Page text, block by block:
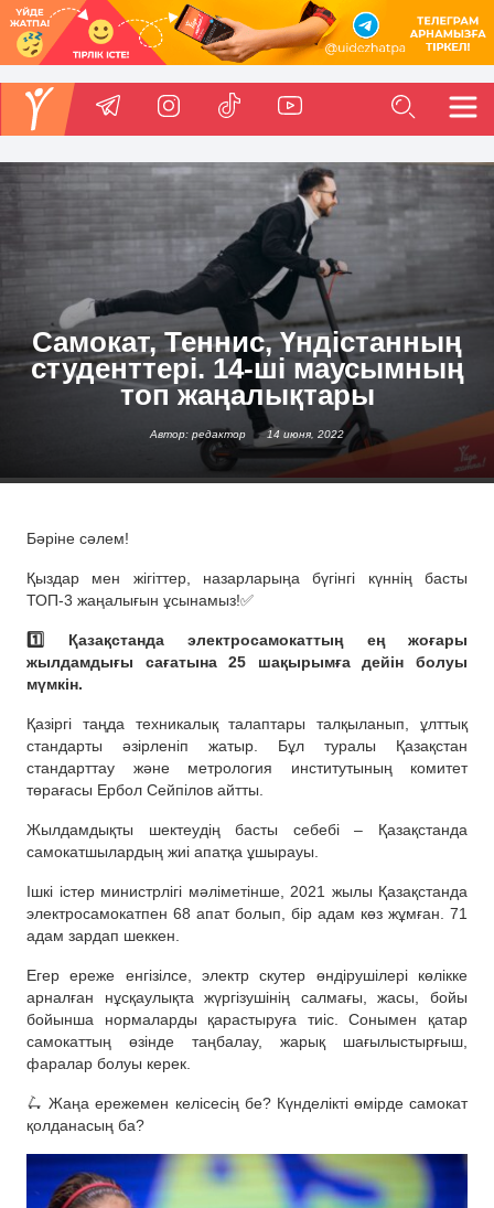
Самокат, Теннис, Үндістанның
студенттері. 14-ші маусымның
топ жаңалықтары
Автор: редактор 14 июня, 2022
Бәріне сәлем!
Қыздар мен жігіттер, назарларыңа бүгінгі күннің басты
ТОП-3 жаңалығын ұсынамыз!✅
1️⃣ Қазақстанда электросамокаттың ең жоғары
жылдамдығы сағатына 25 шақырымға дейін болуы
мүмкін.
Қазіргі таңда техникалық талаптары талқыланып, ұлттық
стандарты әзірленіп жатыр. Бұл туралы Қазақстан
стандарттау және метрология институтының комитет
төрағасы Ербол Сейпілов айтты.
Жылдамдықты шектеудің басты себебі – Қазақстанда
самокатшылардың жиі апатқа ұшырауы.
Ішкі істер министрлігі мәліметінше, 2021 жылы Қазақстанда
электросамокатпен 68 апат болып, бір адам көз жұмған. 71
адам зардап шеккен.
Егер ереже енгізілсе, электр скутер өндірушілері көлікке
арналған нұсқаулықта жүргізушінің салмағы, жасы, бойы
бойынша нормаларды қарастыруға тиіс. Сонымен қатар
самокаттың өзінде таңбалау, жарық шағылыстырғыш,
фаралар болуы керек.
🛴 Жаңа ережемен келісесің бе? Күнделікті өмірде самокат
қолданасың ба?